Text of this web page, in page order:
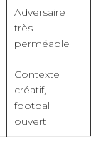
Adversaire
très
perméable
Contexte
créatif,
football
ouvert